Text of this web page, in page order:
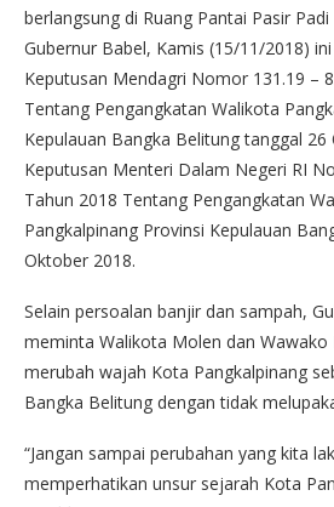
berlangsung di Ruang Pantai Pasir
Gubernur Babel, Kamis (15/11/2018)
Keputusan Mendagri Nomor 131.19 –
Tentang Pengangkatan Walikota
Kepulauan Bangka Belitung tanggal
Keputusan Menteri Dalam Negeri RI
Tahun 2018 Tentang Pengangkatan
Pangkalpinang Provinsi Kepulauan
Oktober 2018.
Selain persoalan banjir dan sampah,
meminta Walikota Molen dan Wawako
merubah wajah Kota Pangkalpinang
Bangka Belitung dengan tidak
“Jangan sampai perubahan yang kita
memperhatikan unsur sejarah Kota